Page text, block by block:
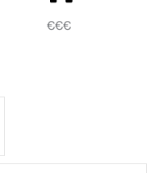
€€€